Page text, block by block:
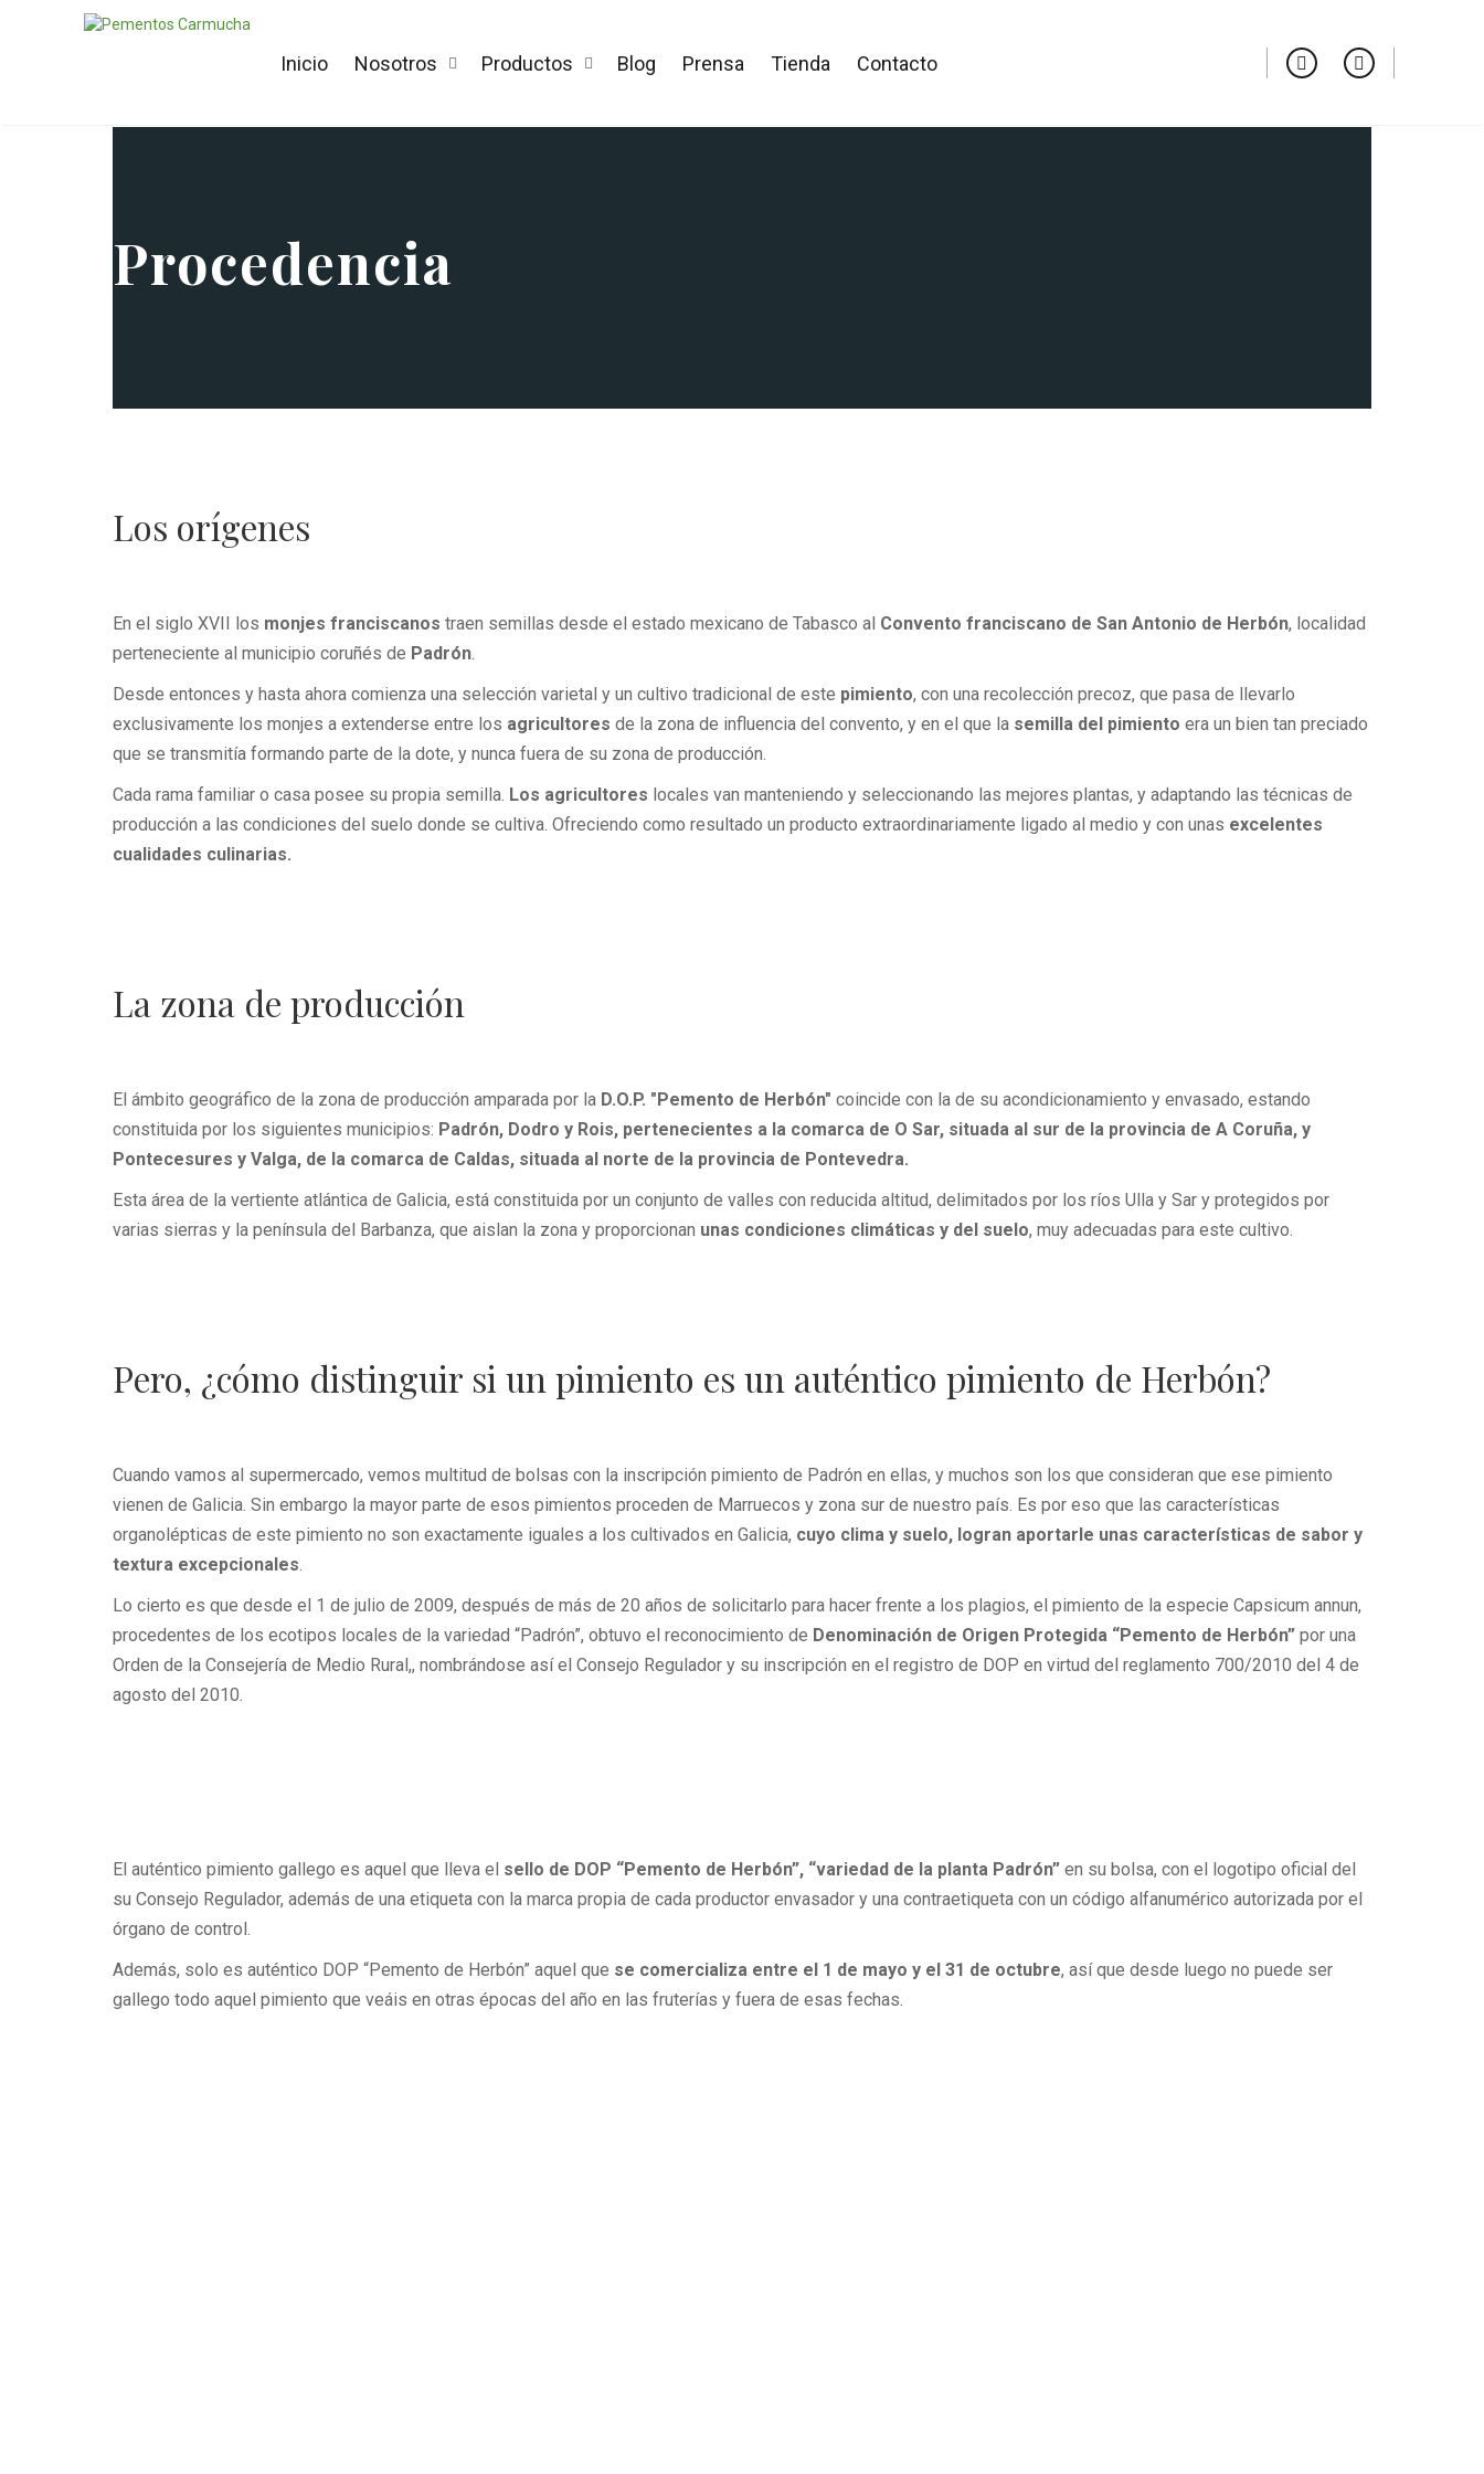
Inicio Nosotros Productos Blog Prensa Tienda Contacto
Procedencia
Los orígenes
En el siglo XVII los monjes franciscanos traen semillas desde el estado mexicano de Tabasco al Convento franciscano de San Antonio de Herbón, localidad
perteneciente al municipio coruñés de Padrón.
Desde entonces y hasta ahora comienza una selección varietal y un cultivo tradicional de este pimiento, con una recolección precoz, que pasa de llevarlo
exclusivamente los monjes a extenderse entre los agricultores de la zona de influencia del convento, y en el que la semilla del pimiento era un bien tan preciado
que se transmitía formando parte de la dote, y nunca fuera de su zona de producción.
Cada rama familiar o casa posee su propia semilla. Los agricultores locales van manteniendo y seleccionando las mejores plantas, y adaptando las técnicas de
producción a las condiciones del suelo donde se cultiva. Ofreciendo como resultado un producto extraordinariamente ligado al medio y con unas excelentes
cualidades culinarias.
La zona de producción
El ámbito geográfico de la zona de producción amparada por la D.O.P. "Pemento de Herbón" coincide con la de su acondicionamiento y envasado, estando
constituida por los siguientes municipios: Padrón, Dodro y Rois, pertenecientes a la comarca de O Sar, situada al sur de la provincia de A Coruña, y
Pontecesures y Valga, de la comarca de Caldas, situada al norte de la provincia de Pontevedra.
Esta área de la vertiente atlántica de Galicia, está constituida por un conjunto de valles con reducida altitud, delimitados por los ríos Ulla y Sar y protegidos por
varias sierras y la península del Barbanza, que aislan la zona y proporcionan unas condiciones climáticas y del suelo, muy adecuadas para este cultivo.
Pero, ¿cómo distinguir si un pimiento es un auténtico pimiento de Herbón?
Cuando vamos al supermercado, vemos multitud de bolsas con la inscripción pimiento de Padrón en ellas, y muchos son los que consideran que ese pimiento
vienen de Galicia. Sin embargo la mayor parte de esos pimientos proceden de Marruecos y zona sur de nuestro país. Es por eso que las características
organolépticas de este pimiento no son exactamente iguales a los cultivados en Galicia, cuyo clima y suelo, logran aportarle unas características de sabor y
textura excepcionales.
Lo cierto es que desde el 1 de julio de 2009, después de más de 20 años de solicitarlo para hacer frente a los plagios, el pimiento de la especie Capsicum annun,
procedentes de los ecotipos locales de la variedad “Padrón”, obtuvo el reconocimiento de Denominación de Origen Protegida “Pemento de Herbón” por una
Orden de la Consejería de Medio Rural,, nombrándose así el Consejo Regulador y su inscripción en el registro de DOP en virtud del reglamento 700/2010 del 4 de
agosto del 2010.
El auténtico pimiento gallego es aquel que lleva el sello de DOP “Pemento de Herbón”, “variedad de la planta Padrón” en su bolsa, con el logotipo oficial del
su Consejo Regulador, además de una etiqueta con la marca propia de cada productor envasador y una contraetiqueta con un código alfanumérico autorizada por el
órgano de control.
Además, solo es auténtico DOP “Pemento de Herbón” aquel que se comercializa entre el 1 de mayo y el 31 de octubre, así que desde luego no puede ser
gallego todo aquel pimiento que veáis en otras épocas del año en las fruterías y fuera de esas fechas.